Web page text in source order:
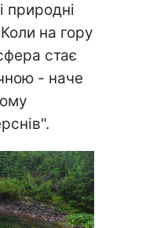
природні
на гору
стає
- наче